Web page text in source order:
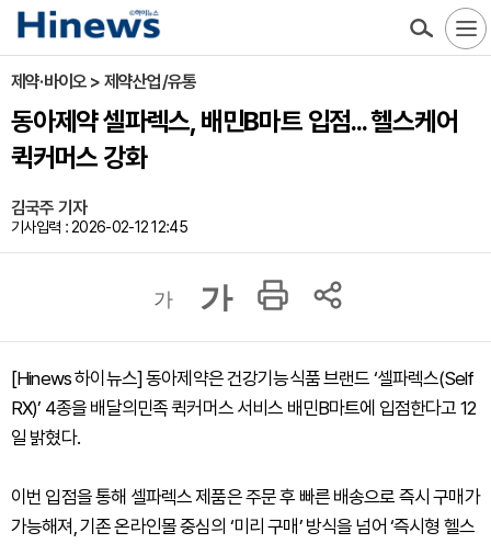
제약·바이오 > 제약산업/유통
동아제약 셀파렉스, 배민B마트 입점... 헬스케어
퀵커머스 강화
김국주 기자
기사입력 : 2026-02-12 12:45
가 가
[Hinews 하이뉴스] 동아제약은 건강기능식품 브랜드 ‘셀파렉스(Self
RX)’ 4종을 배달의민족 퀵커머스 서비스 배민B마트에 입점한다고 12
일 밝혔다.
이번 입점을 통해 셀파렉스 제품은 주문 후 빠른 배송으로 즉시 구매가
가능해져, 기존 온라인몰 중심의 ‘미리 구매’ 방식을 넘어 ‘즉시형 헬스